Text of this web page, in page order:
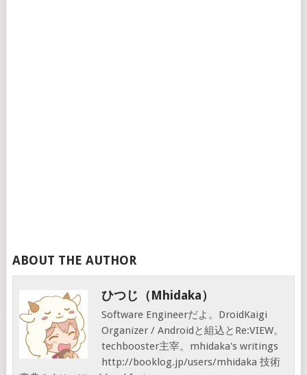
ABOUT THE AUTHOR
ひつじ（mhidaka）
Software Engineerだよ。DroidKaigi
Organizer / Androidと組込とRe:VIEW。
techbooster主宰。mhidaka's writings
http://booklog.jp/users/mhidaka 技術